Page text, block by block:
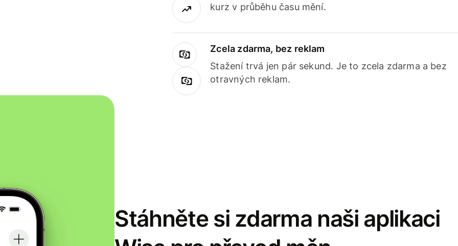
kurz v průběhu času mění.
Zcela zdarma, bez reklam
Stažení trvá jen pár sekund. Je to zcela zdarma a bez
otravných reklam.
Stáhněte si zdarma naši aplikaci